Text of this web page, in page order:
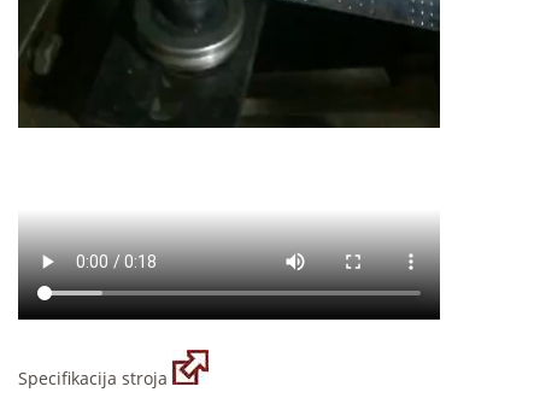
Specifikacija stroja